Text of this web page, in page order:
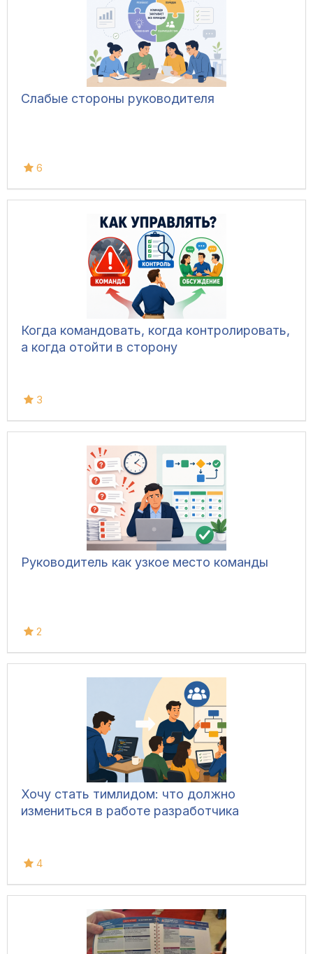
Слабые стороны руководителя
6
Когда командовать, когда контролировать,
а когда отойти в сторону
3
Руководитель как узкое место команды
2
Хочу стать тимлидом: что должно
измениться в работе разработчика
4